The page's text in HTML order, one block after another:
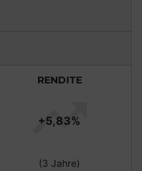
RENDITE
+5,83%
(3 Jahre)